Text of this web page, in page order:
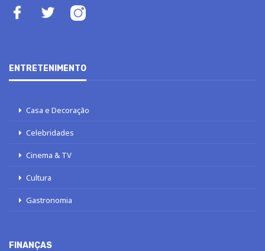
ENTRETENIMENTO
Casa e Decoração
Celebridades
Cinema & TV
Cultura
Gastronomia
FINANÇAS